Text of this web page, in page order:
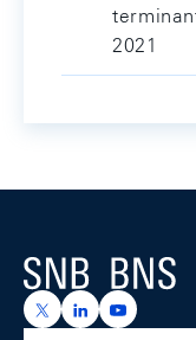
2021
Logo
https://x.com/
https://https://